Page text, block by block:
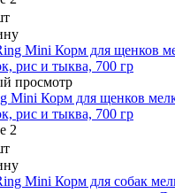
просмотр
Mini Корм для щенков
рис и тыква, 700 гр
2